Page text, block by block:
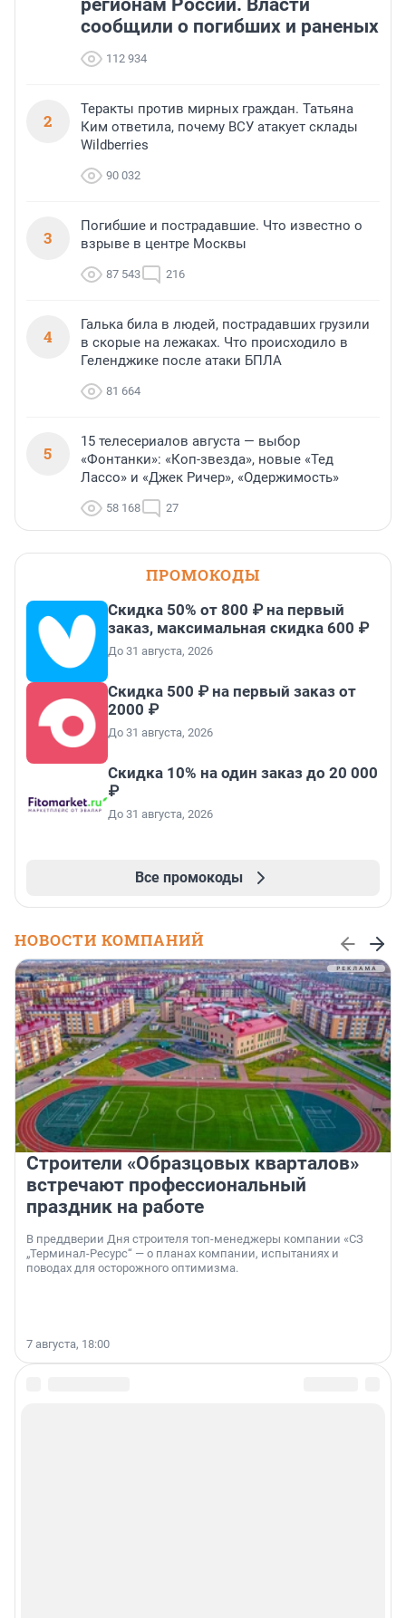
регионам России. Власти
сообщили о погибших и раненых
112 934
2
Теракты против мирных граждан. Татьяна
Ким ответила, почему ВСУ атакует склады
Wildberries
90 032
3
Погибшие и пострадавшие. Что известно о
взрыве в центре Москвы
87 543 216
4
Галька била в людей, пострадавших грузили
в скорые на лежаках. Что происходило в
Геленджике после атаки БПЛА
81 664
5
15 телесериалов августа — выбор
«Фонтанки»: «Коп-звезда», новые «Тед
Лассо» и «Джек Ричер», «Одержимость»
58 168 27
ПРОМОКОДЫ
Скидка 50% от 800 ₽ на первый
заказ, максимальная скидка 600 ₽
До 31 августа, 2026
Скидка 500 ₽ на первый заказ от
2000 ₽
До 31 августа, 2026
Скидка 10% на один заказ до 20 000
₽
До 31 августа, 2026
Все промокоды
НОВОСТИ КОМПАНИЙ
Строители «Образцовых кварталов»
встречают профессиональный
праздник на работе
В преддверии Дня строителя топ-менеджеры компании «СЗ
„Терминал-Ресурс“ — о планах компании, испытаниях и
поводах для осторожного оптимизма.
7 августа, 18:00